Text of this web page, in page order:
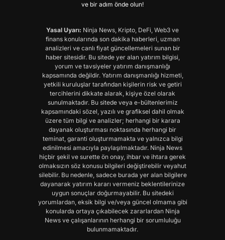
ve bir adım önde olun!
Yasal Uyarı: Ninja News, Kripto, DeFi, Web3 ve
finans konularında son dakika haberleri, uzman
analizleri ve canlı fiyat güncellemeleri sunan bir
haber sitesidir. Bu sitede yer alan yatırım bilgisi,
yorum ve tavsiyeler yatırım danışmanlığı
kapsamında değildir. Yatırım danışmanlığı hizmeti,
yetkili kuruluşlar tarafından kişilerin risk ve getiri
tercihlerini dikkate alarak, kişiye özel olarak
sunulmaktadır. Bu sitede veya e-bültenlerimiz
kapsamındaki sözel, yazılı ve grafiksel dahil olmak
üzere tüm bilgi ve analizler; herhangi bir karara
dayanak oluşturması noktasında herhangi bir
teminat, garanti oluşturmamakta ve yalnızca bilgi
edinilmesi amacıyla paylaşılmaktadır. Ninja News
hiçbir şekil ve surette ön onay, ihbar ve ihtara gerek
olmaksızın söz konusu bilgileri değiştirebilir veyahut
silebilir. Bu nedenle, sadece burada yer alan bilgilere
dayanarak yatırım kararı vermeniz beklentilerinize
uygun sonuçlar doğurmayabilir. Bu sitedeki
yorumlardan, eksik bilgi ve/veya güncel olmama gibi
konularda ortaya çıkabilecek zararlardan Ninja
News ve çalışanlarının herhangi bir sorumluluğu
bulunmamaktadır.